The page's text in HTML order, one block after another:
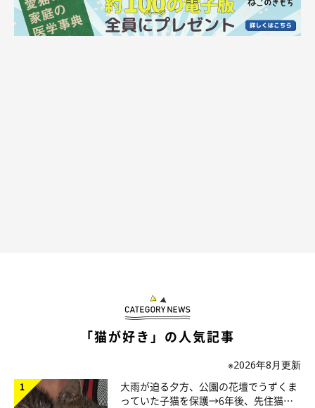
それと、ポポの頭の上にあごを乗せていたぺぺまでガクガクッて
別の日のぺぺくん、ポポちゃん。
@pepepopocat
「猫が好き」の人気記事
※2026年8月更新
大雨が迫る夕方、公園の花壇でうずくま
っていた子猫を保護→6年後、先住猫